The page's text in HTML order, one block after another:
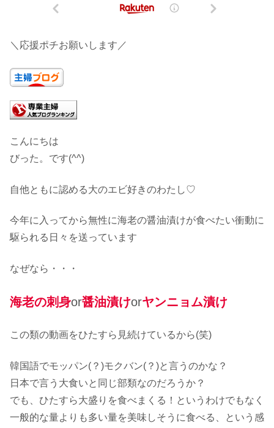
＼応援ポチお願いします／
こんにちは
びった。です(^^)
自他ともに認める大のエビ好きのわたし♡
今年に入ってから無性に海老の醤油漬けが食べたい衝動に
駆られる日々を送っています
なぜなら・・・
海老の刺身or醤油漬けorヤンニョム漬け
この類の動画をひたすら見続けているから(笑)
韓国語でモッパン(？)モクバン(？)と言うのかな？
日本で言う大食いと同じ部類なのだろうか？
でも、ひたすら大盛りを食べまくる！というわけでもなく
一般的な量よりも多い量を美味しそうに食べる、という感